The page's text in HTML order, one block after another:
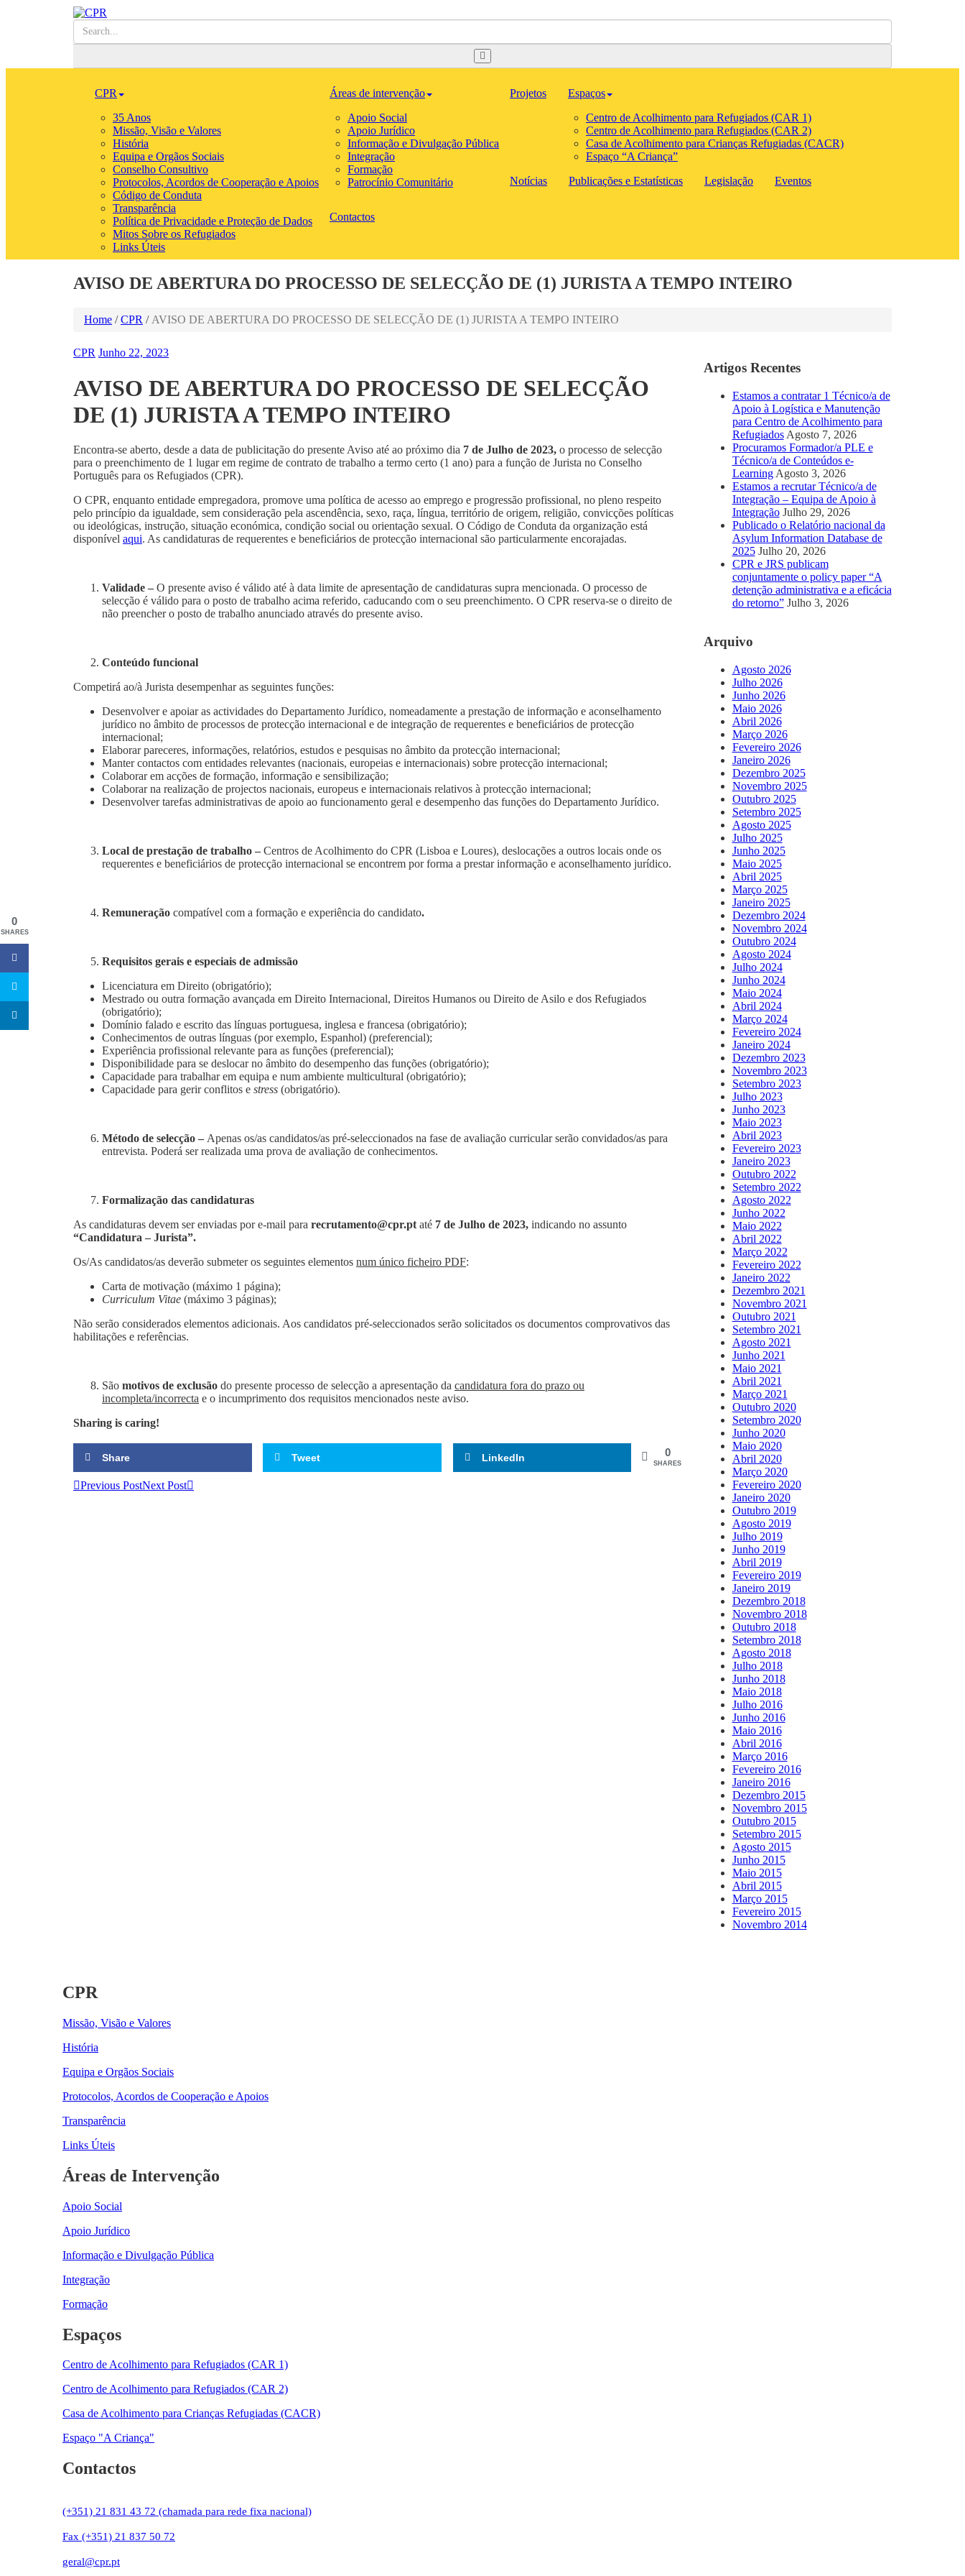
CPR
35 Anos
Missão, Visão e Valores
História
Equipa e Orgãos Sociais
Conselho Consultivo
Protocolos, Acordos de Cooperação e Apoios
Código de Conduta
Transparência
Política de Privacidade e Proteção de Dados
Mitos Sobre os Refugiados
Links Úteis
Áreas de intervenção
Apoio Social
Apoio Jurídico
Informação e Divulgação Pública
Integração
Formação
Patrocínio Comunitário
Projetos
Espaços
Centro de Acolhimento para Refugiados (CAR 1)
Centro de Acolhimento para Refugiados (CAR 2)
Casa de Acolhimento para Crianças Refugiadas (CACR)
Espaço “A Criança”
Notícias
Publicações e Estatísticas Legislação Eventos
Contactos
AVISO DE ABERTURA DO PROCESSO DE SELECÇÃO DE (1) JURISTA A TEMPO INTEIRO
Home / CPR / AVISO DE ABERTURA DO PROCESSO DE SELECÇÃO DE (1) JURISTA A TEMPO INTEIRO
CPR Junho 22, 2023
AVISO DE ABERTURA DO PROCESSO DE SELECÇÃO
DE (1) JURISTA A TEMPO INTEIRO
Encontra-se aberto, desde a data de publicitação do presente Aviso até ao próximo dia 7 de Julho de 2023, o processo de selecção
para o preenchimento de 1 lugar em regime de contrato de trabalho a termo certo (1 ano) para a função de Jurista no Conselho
Português para os Refugiados (CPR).
O CPR, enquanto entidade empregadora, promove uma política de acesso ao emprego e progressão profissional, no pleno respeito
pelo princípio da igualdade, sem consideração pela ascendência, sexo, raça, língua, território de origem, religião, convicções políticas
ou ideológicas, instrução, situação económica, condição social ou orientação sexual. O Código de Conduta da organização está
disponível aqui. As candidaturas de requerentes e beneficiários de protecção internacional são particularmente encorajadas.
Validade – O presente aviso é válido até à data limite de apresentação de candidaturas supra mencionada. O processo de
selecção é válido para o posto de trabalho acima referido, caducando com o seu preenchimento. O CPR reserva-se o direito de
não preencher o posto de trabalho anunciado através do presente aviso.
Conteúdo funcional
Competirá ao/à Jurista desempenhar as seguintes funções:
Desenvolver e apoiar as actividades do Departamento Jurídico, nomeadamente a prestação de informação e aconselhamento
jurídico no âmbito de processos de protecção internacional e de integração de requerentes e beneficiários de protecção
internacional;
Elaborar pareceres, informações, relatórios, estudos e pesquisas no âmbito da protecção internacional;
Manter contactos com entidades relevantes (nacionais, europeias e internacionais) sobre protecção internacional;
Colaborar em acções de formação, informação e sensibilização;
Colaborar na realização de projectos nacionais, europeus e internacionais relativos à protecção internacional;
Desenvolver tarefas administrativas de apoio ao funcionamento geral e desempenho das funções do Departamento Jurídico.
Local de prestação de trabalho – Centros de Acolhimento do CPR (Lisboa e Loures), deslocações a outros locais onde os
requerentes e beneficiários de protecção internacional se encontrem por forma a prestar informação e aconselhamento jurídico.
Remuneração compatível com a formação e experiência do candidato.
Requisitos gerais e especiais de admissão
Licenciatura em Direito (obrigatório);
Mestrado ou outra formação avançada em Direito Internacional, Direitos Humanos ou Direito de Asilo e dos Refugiados
(obrigatório);
Domínio falado e escrito das línguas portuguesa, inglesa e francesa (obrigatório);
Conhecimentos de outras línguas (por exemplo, Espanhol) (preferencial);
Experiência profissional relevante para as funções (preferencial);
Disponibilidade para se deslocar no âmbito do desempenho das funções (obrigatório);
Capacidade para trabalhar em equipa e num ambiente multicultural (obrigatório);
Capacidade para gerir conflitos e stress (obrigatório).
Método de selecção – Apenas os/as candidatos/as pré-seleccionados na fase de avaliação curricular serão convidados/as para
entrevista. Poderá ser realizada uma prova de avaliação de conhecimentos.
Formalização das candidaturas
As candidaturas devem ser enviadas por e-mail para recrutamento@cpr.pt até 7 de Julho de 2023, indicando no assunto
“Candidatura – Jurista”.
Os/As candidatos/as deverão submeter os seguintes elementos num único ficheiro PDF:
Carta de motivação (máximo 1 página);
Curriculum Vitae (máximo 3 páginas);
Não serão considerados elementos adicionais. Aos candidatos pré-seleccionados serão solicitados os documentos comprovativos das
habilitações e referências.
São motivos de exclusão do presente processo de selecção a apresentação da candidatura fora do prazo ou
incompleta/incorrecta e o incumprimento dos requisitos mencionados neste aviso.
Sharing is caring!
Share Tweet LinkedIn 0
SHARES
Previous PostNext Post
Artigos Recentes
Estamos a contratar 1 Técnico/a de
Apoio à Logística e Manutenção
para Centro de Acolhimento para
Refugiados Agosto 7, 2026
Procuramos Formador/a PLE e
Técnico/a de Conteúdos e-
Learning Agosto 3, 2026
Estamos a recrutar Técnico/a de
Integração – Equipa de Apoio à
Integração Julho 29, 2026
Publicado o Relatório nacional da
Asylum Information Database de
2025 Julho 20, 2026
CPR e JRS publicam
conjuntamente o policy paper “A
detenção administrativa e a eficácia
do retorno” Julho 3, 2026
Arquivo
Agosto 2026
Julho 2026
Junho 2026
Maio 2026
Abril 2026
Março 2026
Fevereiro 2026
Janeiro 2026
Dezembro 2025
Novembro 2025
Outubro 2025
Setembro 2025
Agosto 2025
Julho 2025
Junho 2025
Maio 2025
Abril 2025
Março 2025
Janeiro 2025
Dezembro 2024
Novembro 2024
Outubro 2024
Agosto 2024
Julho 2024
Junho 2024
Maio 2024
Abril 2024
Março 2024
Fevereiro 2024
Janeiro 2024
Dezembro 2023
Novembro 2023
Setembro 2023
Julho 2023
Junho 2023
Maio 2023
Abril 2023
Fevereiro 2023
Janeiro 2023
Outubro 2022
Setembro 2022
Agosto 2022
Junho 2022
Maio 2022
Abril 2022
Março 2022
Fevereiro 2022
Janeiro 2022
Dezembro 2021
Novembro 2021
Outubro 2021
Setembro 2021
Agosto 2021
Junho 2021
Maio 2021
Abril 2021
Março 2021
Outubro 2020
Setembro 2020
Junho 2020
Maio 2020
Abril 2020
Março 2020
Fevereiro 2020
Janeiro 2020
Outubro 2019
Agosto 2019
Julho 2019
Junho 2019
Abril 2019
Fevereiro 2019
Janeiro 2019
Dezembro 2018
Novembro 2018
Outubro 2018
Setembro 2018
Agosto 2018
Julho 2018
Junho 2018
Maio 2018
Julho 2016
Junho 2016
Maio 2016
Abril 2016
Março 2016
Fevereiro 2016
Janeiro 2016
Dezembro 2015
Novembro 2015
Outubro 2015
Setembro 2015
Agosto 2015
Junho 2015
Maio 2015
Abril 2015
Março 2015
Fevereiro 2015
Novembro 2014
CPR
Missão, Visão e Valores
História
Equipa e Orgãos Sociais
Protocolos, Acordos de Cooperação e Apoios
Transparência
Links Úteis
Áreas de Intervenção
Apoio Social
Apoio Jurídico
Informação e Divulgação Pública
Integração
Formação
Espaços
Centro de Acolhimento para Refugiados (CAR 1)
Centro de Acolhimento para Refugiados (CAR 2)
Casa de Acolhimento para Crianças Refugiadas (CACR)
Espaço "A Criança"
Contactos
(+351) 21 831 43 72 (chamada para rede fixa nacional)
Fax (+351) 21 837 50 72
geral@cpr.pt
0
SHARES